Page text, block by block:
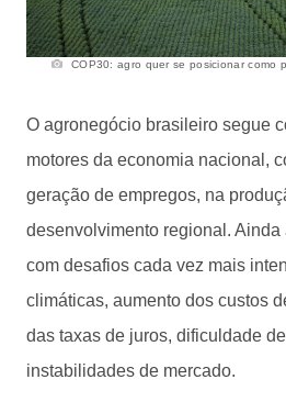
COP30: agro quer se posicionar como
O agronegócio brasileiro segue
motores da economia nacional,
geração de empregos, na
desenvolvimento regional.
com desafios cada vez mais
climáticas, aumento dos custos
das taxas de juros, dificuldade
instabilidades de mercado.